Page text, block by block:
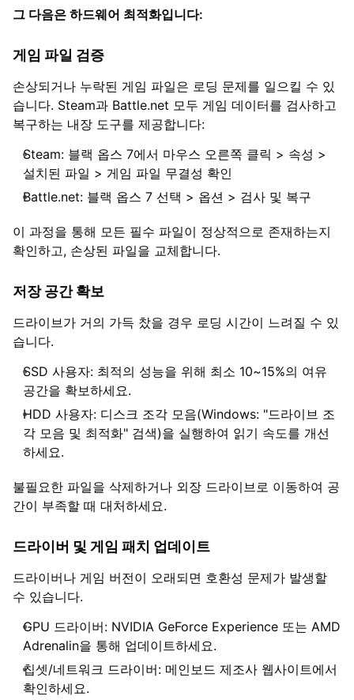
그 다음은 하드웨어 최적화입니다:
게임 파일 검증
손상되거나 누락된 게임 파일은 로딩 문제를 일으킬 수 있
습니다. Steam과 Battle.net 모두 게임 데이터를 검사하고
복구하는 내장 도구를 제공합니다:
Steam: 블랙 옵스 7에서 마우스 오른쪽 클릭 > 속성 >
설치된 파일 > 게임 파일 무결성 확인
Battle.net: 블랙 옵스 7 선택 > 옵션 > 검사 및 복구
이 과정을 통해 모든 필수 파일이 정상적으로 존재하는지
확인하고, 손상된 파일을 교체합니다.
저장 공간 확보
드라이브가 거의 가득 찼을 경우 로딩 시간이 느려질 수 있
습니다.
SSD 사용자: 최적의 성능을 위해 최소 10~15%의 여유
공간을 확보하세요.
HDD 사용자: 디스크 조각 모음(Windows: "드라이브 조
각 모음 및 최적화" 검색)을 실행하여 읽기 속도를 개선
하세요.
불필요한 파일을 삭제하거나 외장 드라이브로 이동하여 공
간이 부족할 때 대처하세요.
드라이버 및 게임 패치 업데이트
드라이버나 게임 버전이 오래되면 호환성 문제가 발생할
수 있습니다.
GPU 드라이버: NVIDIA GeForce Experience 또는 AMD
Adrenalin을 통해 업데이트하세요.
칩셋/네트워크 드라이버: 메인보드 제조사 웹사이트에서
확인하세요.